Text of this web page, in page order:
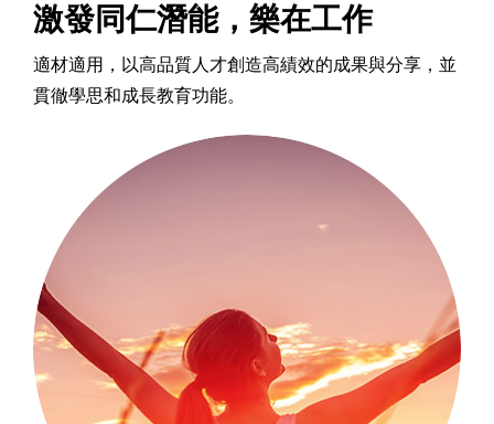
激發同仁潛能，樂在工作
適材適用，以高品質人才創造高績效的成果與分享，並
貫徹學思和成長教育功能。